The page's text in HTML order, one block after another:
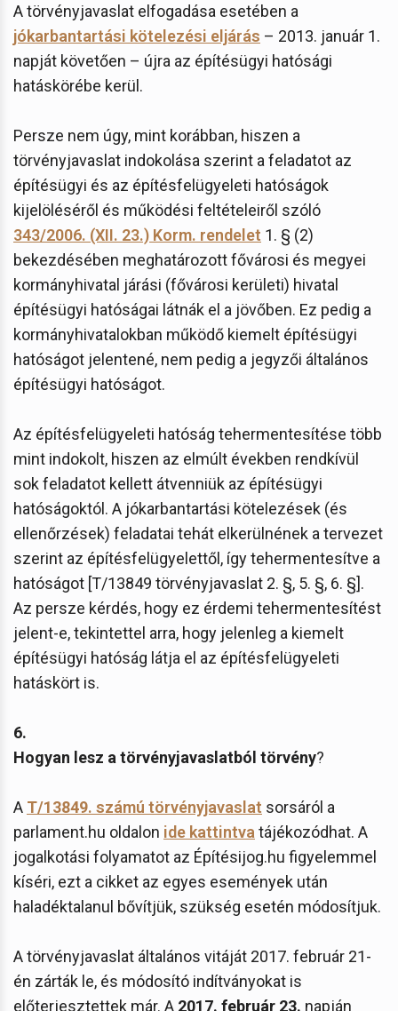
A törvényjavaslat elfogadása esetében a
jókarbantartási kötelezési eljárás – 2013. január 1.
napját követően – újra az építésügyi hatósági
hatáskörébe kerül.
Persze nem úgy, mint korábban, hiszen a
törvényjavaslat indokolása szerint a feladatot az
építésügyi és az építésfelügyeleti hatóságok
kijelöléséről és működési feltételeiről szóló
343/2006. (XII. 23.) Korm. rendelet 1. § (2)
bekezdésében meghatározott fővárosi és megyei
kormányhivatal járási (fővárosi kerületi) hivatal
építésügyi hatóságai látnák el a jövőben. Ez pedig a
kormányhivatalokban működő kiemelt építésügyi
hatóságot jelentené, nem pedig a jegyzői általános
építésügyi hatóságot.
Az építésfelügyeleti hatóság tehermentesítése több
mint indokolt, hiszen az elmúlt években rendkívül
sok feladatot kellett átvenniük az építésügyi
hatóságoktól. A jókarbantartási kötelezések (és
ellenőrzések) feladatai tehát elkerülnének a tervezet
szerint az építésfelügyelettől, így tehermentesítve a
hatóságot [T/13849 törvényjavaslat 2. §, 5. §, 6. §].
Az persze kérdés, hogy ez érdemi tehermentesítést
jelent-e, tekintettel arra, hogy jelenleg a kiemelt
építésügyi hatóság látja el az építésfelügyeleti
hatáskört is.
6.
Hogyan lesz a törvényjavaslatból törvény?
A T/13849. számú törvényjavaslat sorsáról a
parlament.hu oldalon ide kattintva tájékozódhat. A
jogalkotási folyamatot az Építésijog.hu figyelemmel
kíséri, ezt a cikket az egyes események után
haladéktalanul bővítjük, szükség esetén módosítjuk.
A törvényjavaslat általános vitáját 2017. február 21-
én zárták le, és módosító indítványokat is
előterjesztettek már. A 2017. február 23. napján